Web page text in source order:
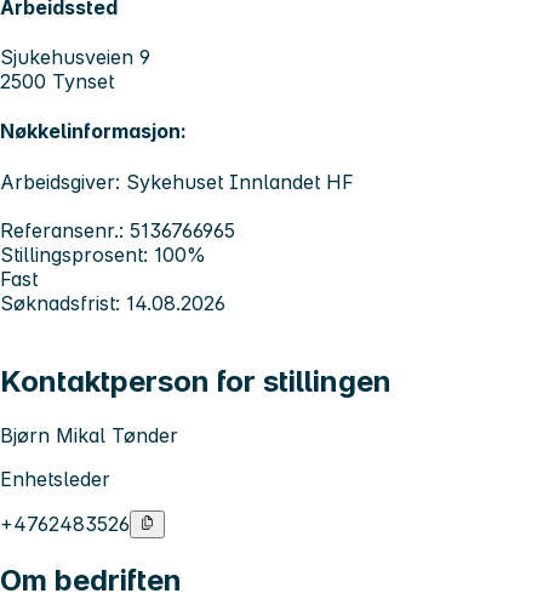
Arbeidssted
Sjukehusveien 9
2500 Tynset
Nøkkelinformasjon:
Arbeidsgiver: Sykehuset Innlandet HF
Referansenr.: 5136766965
Stillingsprosent: 100%
Fast
Søknadsfrist: 14.08.2026
Kontaktperson for stillingen
Bjørn Mikal Tønder
Enhetsleder
+4762483526
Om bedriften